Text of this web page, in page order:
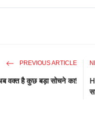
PREVIOUS ARTICLE
वक्त है कुछ बड़ा सोचने का!